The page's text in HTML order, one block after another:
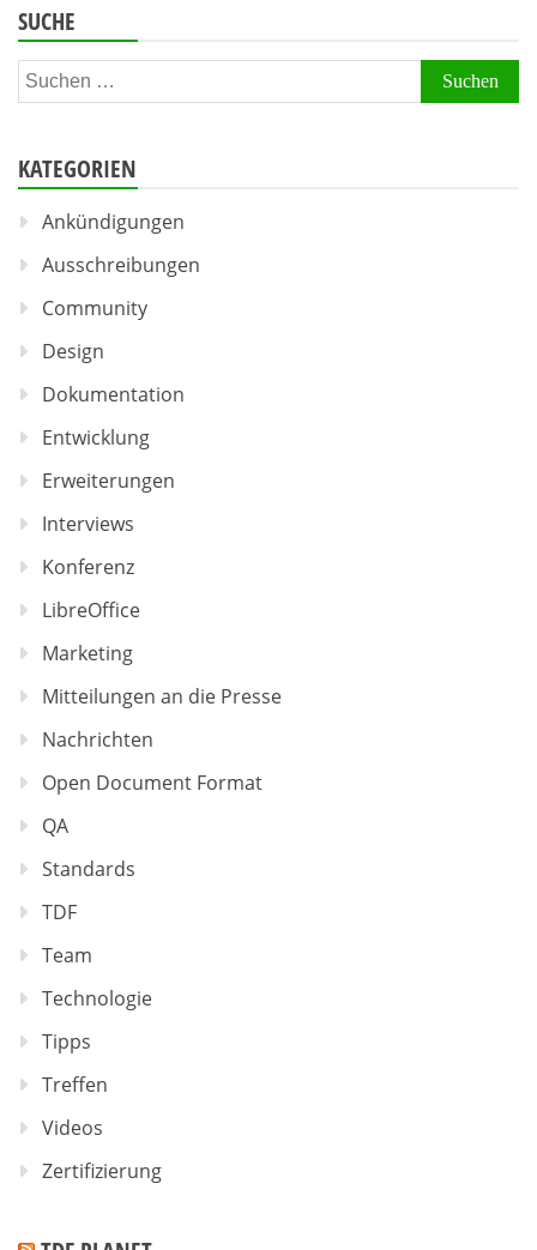
SUCHE
Suchen
nach:
KATEGORIEN
Ankündigungen
Ausschreibungen
Community
Design
Dokumentation
Entwicklung
Erweiterungen
Interviews
Konferenz
LibreOffice
Marketing
Mitteilungen an die Presse
Nachrichten
Open Document Format
QA
Standards
TDF
Team
Technologie
Tipps
Treffen
Videos
Zertifizierung